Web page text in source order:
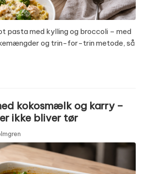
pasta med kylling og broccoli – med
og trin-for-trin metode, så
kokosmælk og karry –
ikke bliver tør